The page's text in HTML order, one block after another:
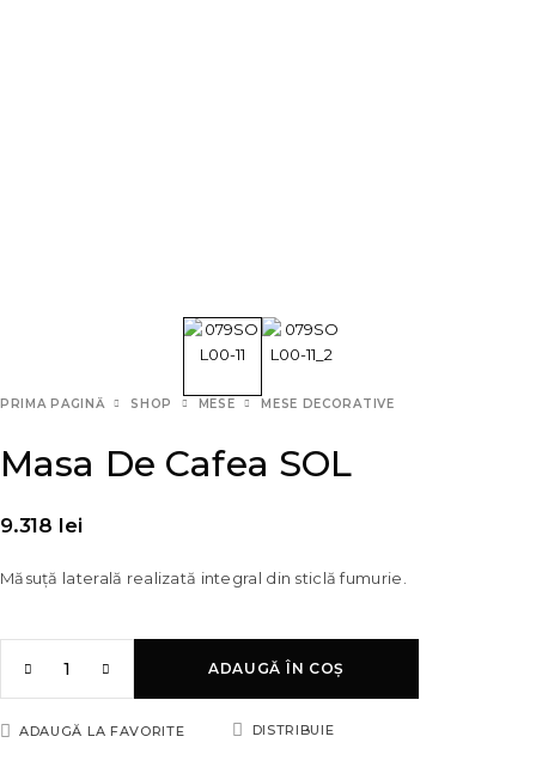
PRIMA PAGINĂ SHOP MESE MESE DECORATIVE
Masa De Cafea SOL
9.318 lei
Măsuță laterală realizată integral din sticlă fumurie.
ADAUGĂ ÎN COȘ
ADAUGĂ LA FAVORITE DISTRIBUIE